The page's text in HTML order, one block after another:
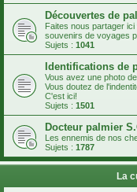
Découvertes de
Faites nous partager
souvenirs de voyages
Sujets : 1041
Identifications de
Vous avez une photo
Vous doutez de
C'est ici!
Sujets : 1501
Docteur palmier
Les ennemis de nos
Sujets : 1787
La